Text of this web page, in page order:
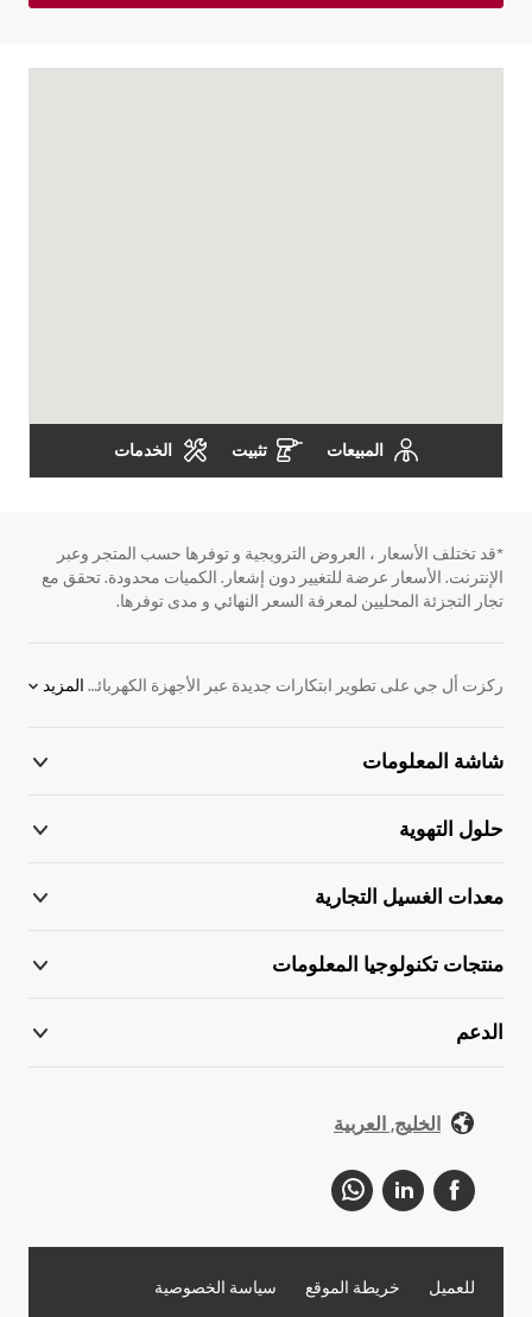
المبيعات تثبيت الخدمات
*قد تختلف الأسعار ، العروض الترويجية و توفرها حسب المتجر وعبر
الإنترنت. الأسعار عرضة للتغيير دون إشعار. الكميات محدودة. تحقق مع
تجار التجزئة المحليين لمعرفة السعر النهائي و مدى توفرها.
ركزت أل جي على تطوير ابتكارات جديدة عبر الأجهزة الكهربائية. نحن ملتزمون بتوفير المنتجات الإلكترونية التي تساعد على الأداء بشكل أفضل. لدعم هذا الهدف ، قمنا بتطوير اللوح الرقمية. نقدم مجموعة واسعة من المنتجات ، بما في ذلك شاشات ، واللافتات الرقمية للإعلان ، ومكيفات الهواء ، وأنظمة VRF والكثير من الحلول الإلكترونية. اكتشف المزيد عن اللوح الرقمية اليوم. اتصل بممثل أل جي المحلي للحصول على مزيد من المعلومات. المزيد
شاشة المعلومات
حلول التهوية
معدات الغسيل التجارية
منتجات تكنولوجيا المعلومات
الدعم
الخليج, العربية
للعميل خريطة الموقع سياسة الخصوصية